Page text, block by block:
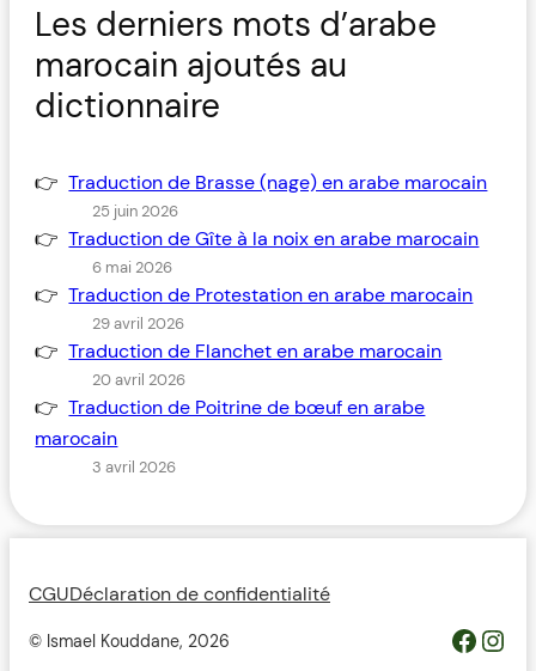
Les derniers mots d’arabe
marocain ajoutés au
dictionnaire
Traduction de Brasse (nage) en arabe marocain
25 juin 2026
Traduction de Gîte à la noix en arabe marocain
6 mai 2026
Traduction de Protestation en arabe marocain
29 avril 2026
Traduction de Flanchet en arabe marocain
20 avril 2026
Traduction de Poitrine de bœuf en arabe
marocain
3 avril 2026
CGUDéclaration de confidentialité
© Ismael Kouddane, 2026 https://www.facebook.com/profile.php?id=100093685364119&__cft__[0]=AZWovLDTUsZGvQikhreHbQlM2wwUJXYZcMIQqUCyjo4QRRB9L4ThlW7gKbCbGuz9_6H_Y_jmfsuYI_nC2pEyGg8Z46ODdeAqO0_3dJH3dIcJTw&__tn__=-UC%2CP-R